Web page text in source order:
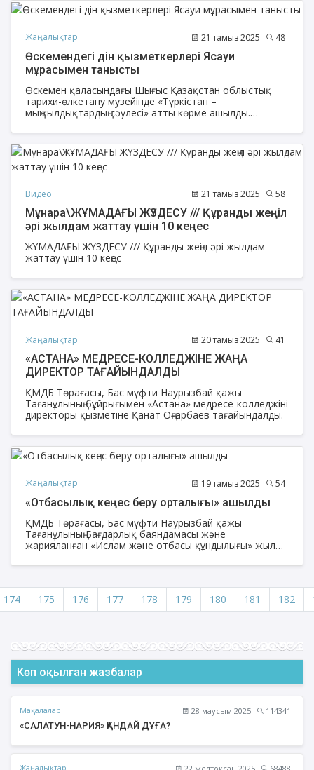
Жаңалықтар 21 тамыз 2025 48
Өскемендегі дін қызметкерлері Ясауи
мұрасымен танысты
Өскемен қаласындағы Шығыс Қазақстан облыстық
тарихи-өлкетану музейінде «Түркістан –
мыңжылдықтардың сәулесі» атты көрме ашылды.
әкелінген жәдігерлерге негізделіп, Қожа Ахмет Ясауи
ілімін насихаттауға арналды.
Видео 21 тамыз 2025 58
Мұнара\ЖҰМАДАҒЫ ЖҮЗДЕСУ /// Құранды жеңіл
әрі жылдам жаттау үшін 10 кеңес
ЖҰМАДАҒЫ ЖҮЗДЕСУ /// Құранды жеңіл әрі жылдам
жаттау үшін 10 кеңес
Жаңалықтар 20 тамыз 2025 41
«АСТАНА» МЕДРЕСЕ-КОЛЛЕДЖІНЕ ЖАҢА
ДИРЕКТОР ТАҒАЙЫНДАЛДЫ
ҚМДБ Төрағасы, Бас мүфти Наурызбай қажы
Тағанұлының бұйрығымен «Астана» медресе-колледжінің
директоры қызметіне Қанат Оңғарбаев тағайындалды.
Жаңалықтар 19 тамыз 2025 54
«Отбасылық кеңес беру орталығы» ашылды
ҚМДБ Төрағасы, Бас мүфти Наурызбай қажы
Тағанұлының Бағдарлық баяндамасы және
жарияланған «Ислам және отбасы құндылығы» жылы
хан» мешітінде «Отбасылық кеңес беру орталығы»
174
175 176 177 178 179 180 181 182
Көп оқылған жазбалар
Мақалалар 28 маусым 2025
114341
«САЛАТУН-НАРИЯ» ҚАНДАЙ ДҰҒА?
Жаңалықтар